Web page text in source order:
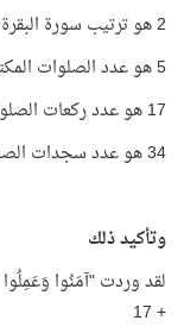
2 هو ترتيب سورة البقرة في المصحف حيث وردت الآية!
5 هو عدد الصلوات المكتوبة!
17 هو عدد ركعات الصلوات المكتوبة!
34 هو عدد سجدات الصلوات المكتوبة!
وتأكيد ذلك
+ 17